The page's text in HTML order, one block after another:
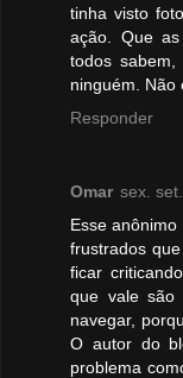
tinha visto
ação. Que
todos
ninguém. Não
Responder
Omar sex.
Esse
frustrados
ficar
que vale são
navegar,
O autor do
problema